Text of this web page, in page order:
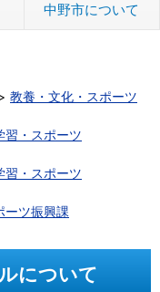
中野市について
教養・文化・スポーツ
習・スポーツ
習・スポーツ
ーツ振興課
について